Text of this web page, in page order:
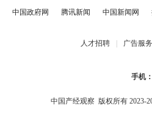
中国政府网 腾讯新闻 中国新闻网
人才招聘 广告服务
手机
中国产经观察 版权所有 2023-